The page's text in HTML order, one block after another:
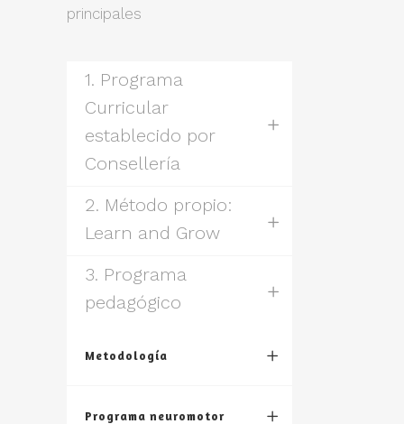
principales
1. Programa
Curricular
establecido por
Consellería
2. Método propio:
Learn and Grow
3. Programa
pedagógico
Metodología
Programa neuromotor